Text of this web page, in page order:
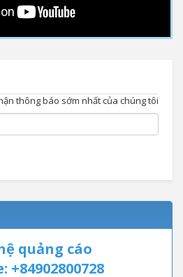
thông báo sớm nhất của chúng tôi
quảng cáo
+84902800728